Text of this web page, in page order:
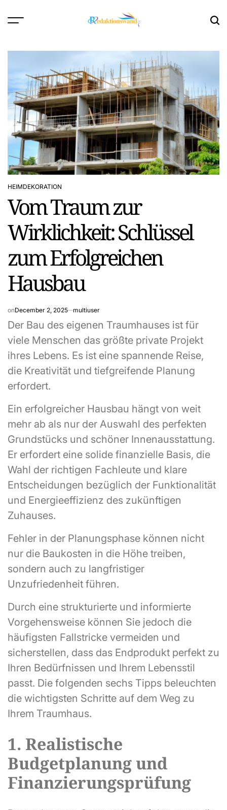
POSTED
IN
HEIMDEKORATION
Vom Traum zur
Wirklichkeit: Schlüssel
zum Erfolgreichen
Hausbau
onDecember 2, 2025 multiuser
Der Bau des eigenen Traumhauses ist für
viele Menschen das größte private Projekt
ihres Lebens. Es ist eine spannende Reise,
die Kreativität und tiefgreifende Planung
erfordert.
Ein erfolgreicher Hausbau hängt von weit
mehr ab als nur der Auswahl des perfekten
Grundstücks und schöner Innenausstattung.
Er erfordert eine solide finanzielle Basis, die
Wahl der richtigen Fachleute und klare
Entscheidungen bezüglich der Funktionalität
und Energieeffizienz des zukünftigen
Zuhauses.
Fehler in der Planungsphase können nicht
nur die Baukosten in die Höhe treiben,
sondern auch zu langfristiger
Unzufriedenheit führen.
Durch eine strukturierte und informierte
Vorgehensweise können Sie jedoch die
häufigsten Fallstricke vermeiden und
sicherstellen, dass das Endprodukt perfekt zu
Ihren Bedürfnissen und Ihrem Lebensstil
passt. Die folgenden sechs Tipps beleuchten
die wichtigsten Schritte auf dem Weg zu
Ihrem Traumhaus.
1. Realistische
Budgetplanung und
Finanzierungsprüfung